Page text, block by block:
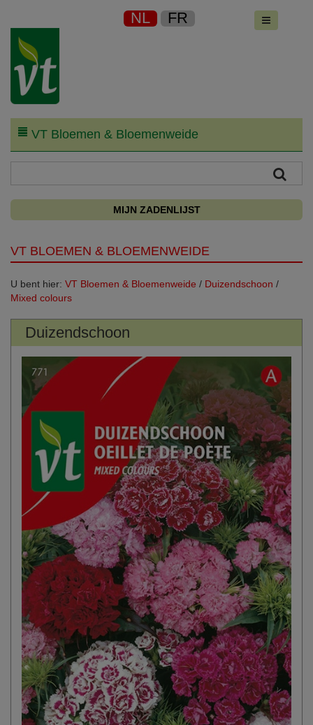
NL FR
VT Bloemen & Bloemenweide
MIJN ZADENLIJST
VT BLOEMEN & BLOEMENWEIDE
U bent hier: VT Bloemen & Bloemenweide / Duizendschoon /
Mixed colours
Duizendschoon